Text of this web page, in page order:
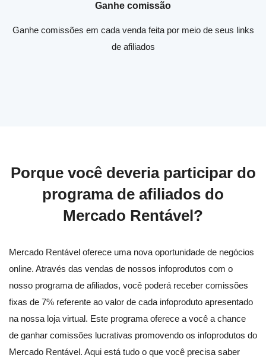
Ganhe comissão
Ganhe comissões em cada venda feita por meio de seus links
de afiliados
Porque você deveria participar do
programa de afiliados do
Mercado Rentável?
Mercado Rentável oferece uma nova oportunidade de negócios
online. Através das vendas de nossos infoprodutos com o
nosso programa de afiliados, você poderá receber comissões
fixas de 7% referente ao valor de cada infoproduto apresentado
na nossa loja virtual. Este programa oferece a você a chance
de ganhar comissões lucrativas promovendo os infoprodutos do
Mercado Rentável. Aqui está tudo o que você precisa saber